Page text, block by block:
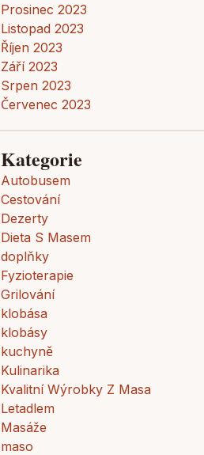
Prosinec 2023
Listopad 2023
Říjen 2023
Září 2023
Srpen 2023
Červenec 2023
Kategorie
Autobusem
Cestování
Dezerty
Dieta S Masem
doplňky
Fyzioterapie
Grilování
klobása
klobásy
kuchyně
Kulinarika
Kvalitní Wýrobky Z Masa
Letadlem
Masáže
maso